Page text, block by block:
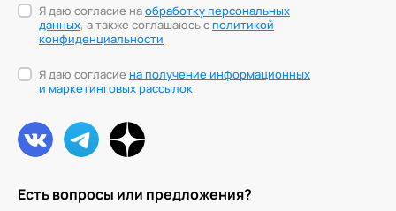
Есть вопросы или предложения?
Я даю согласие наобработку персональных
данных, а также соглашаюсь сполитикой
конфиденциальности
Я даю согласие на получение информационных
и маркетинговых рассылок